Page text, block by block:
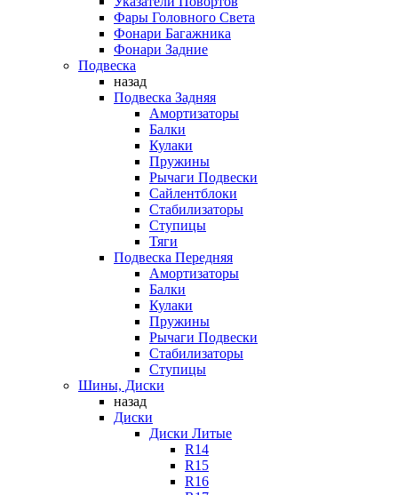
Фары Головного Света
Фонари Багажника
Фонари Задние
Подвеска
назад
Подвеска Задняя
Амортизаторы
Балки
Кулаки
Пружины
Рычаги Подвески
Сайлентблоки
Стабилизаторы
Ступицы
Тяги
Подвеска Передняя
Амортизаторы
Балки
Кулаки
Пружины
Рычаги Подвески
Стабилизаторы
Ступицы
Шины, Диски
назад
Диски
Диски Литые
R14
R15
R16